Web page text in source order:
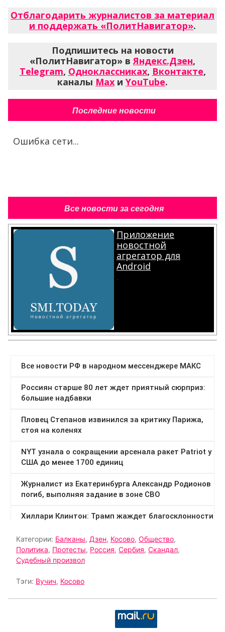
Отблагодарить журналистов за материал
и поддержать «ПолитНавигатор».
Подпишитесь на новости
«ПолитНавигатор» вЯндекс.Дзен,
Telegram, Одноклассниках, Вконтакте,
каналы Max и YouTube.
Последние новости
Ошибка сети...
Все новости за сегодня
Приложение
новостной
агрегатор для
Android
.
Категории: Балканы, Дзен, Косово, Общество,
Политика, Протесты, Россия, Сербия, Скандал,
Судебный произвол
Тэги: Вучич, Косово